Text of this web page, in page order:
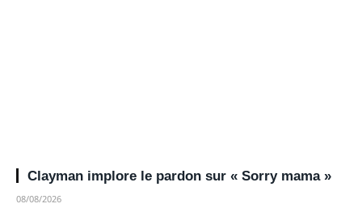
Clayman implore le pardon sur « Sorry mama »
08/08/2026